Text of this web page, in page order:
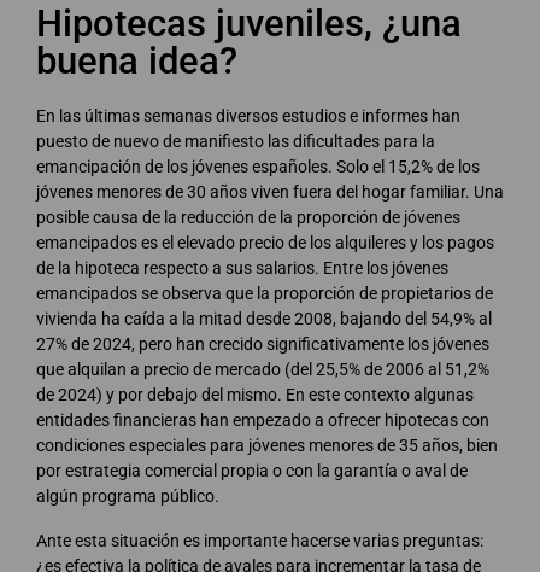
Hipotecas juveniles, ¿una
buena idea?
En las últimas semanas diversos estudios e informes han
puesto de nuevo de manifiesto las dificultades para la
emancipación de los jóvenes españoles. Solo el 15,2% de los
jóvenes menores de 30 años viven fuera del hogar familiar. Una
posible causa de la reducción de la proporción de jóvenes
emancipados es el elevado precio de los alquileres y los pagos
de la hipoteca respecto a sus salarios. Entre los jóvenes
emancipados se observa que la proporción de propietarios de
vivienda ha caída a la mitad desde 2008, bajando del 54,9% al
27% de 2024, pero han crecido significativamente los jóvenes
que alquilan a precio de mercado (del 25,5% de 2006 al 51,2%
de 2024) y por debajo del mismo. En este contexto algunas
entidades financieras han empezado a ofrecer hipotecas con
condiciones especiales para jóvenes menores de 35 años, bien
por estrategia comercial propia o con la garantía o aval de
algún programa público.
Ante esta situación es importante hacerse varias preguntas:
¿es efectiva la política de avales para incrementar la tasa de